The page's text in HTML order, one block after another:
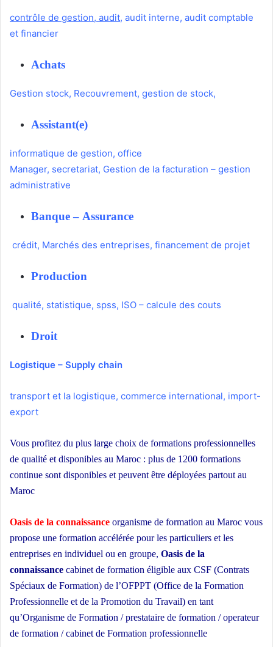
contrôle de gestion, audit, audit interne, audit comptable
et financier
Achats
Gestion stock, Recouvrement, gestion de stock,
Assistant(e)
informatique de gestion, office
Manager, secretariat, Gestion de la facturation – gestion
administrative
Banque– Assurance
crédit, Marchés des entreprises, financement de projet
Production
qualité, statistique, spss, ISO – calcule des couts
Droit
Logistique – Supply chain
transport et la logistique, commerce international, import-
export
Vous profitez du plus large choix de formations professionnelles
de qualité et disponibles au Maroc : plus de 1200 formations
continue sont disponibles et peuvent être déployées partout au
Maroc
Oasis de la connaissance organisme de formation au Maroc vous
propose une formation accélérée pour les particuliers et les
entreprises en individuel ou en groupe, Oasis de la
connaissance cabinet de formation éligible aux CSF (Contrats
Spéciaux de Formation) de l’OFPPT (Office de la Formation
Professionnelle et de la Promotion du Travail) en tant
qu’Organisme de Formation / prestataire de formation / operateur
de formation / cabinet de Formation professionnelle